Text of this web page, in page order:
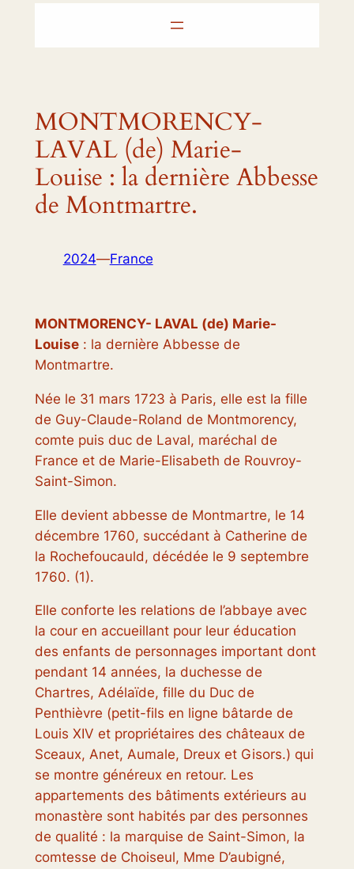
MONTMORENCY-
LAVAL (de) Marie-
Louise : la dernière Abbesse
de Montmartre.
2024—France
MONTMORENCY- LAVAL (de) Marie-
Louise: la dernière Abbesse de
Montmartre.
Née le 31 mars 1723 à Paris, elle est la fille
de Guy-Claude-Roland de Montmorency,
comte puis duc de Laval, maréchal de
France et de Marie-Elisabeth de Rouvroy-
Saint-Simon.
Elle devient abbesse de Montmartre, le 14
décembre 1760, succédant à Catherine de
la Rochefoucauld, décédée le 9 septembre
1760. (1).
Elle conforte les relations de l’abbaye avec
la cour en accueillant pour leur éducation
des enfants de personnages important dont
pendant 14 années, la duchesse de
Chartres, Adélaïde, fille du Duc de
Penthièvre (petit-fils en ligne bâtarde de
Louis XIV et propriétaires des châteaux de
Sceaux, Anet, Aumale, Dreux et Gisors.) qui
se montre généreux en retour. Les
appartements des bâtiments extérieurs au
monastère sont habités par des personnes
de qualité : la marquise de Saint-Simon, la
comtesse de Choiseul, Mme D’aubigné,